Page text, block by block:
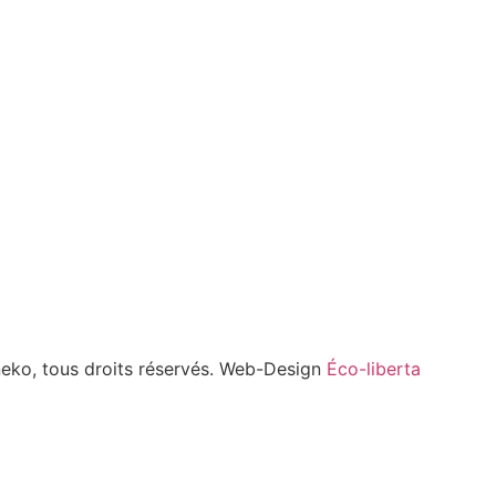
tous droits réservés. Web-Design Éco-liberta